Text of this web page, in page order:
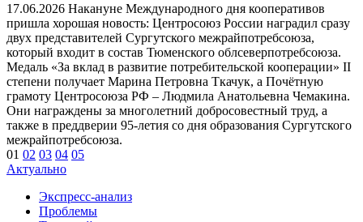
17.06.2026 Накануне Международного дня кооперативов
пришла хорошая новость: Центросоюз России наградил сразу
двух представителей Сургутского межрайпотребсоюза,
который входит в состав Тюменского облсеверпотребсоюза.
Медаль «За вклад в развитие потребительской кооперации» II
степени получает Марина Петровна Ткачук, а Почётную
грамоту Центросоюза РФ – Людмила Анатольевна Чемакина.
Они награждены за многолетний добросовестный труд, а
также в преддверии 95-летия со дня образования Сургутского
межрайпотребсоюза.
01 02 03 04 05
Актуально
Экспресс-анализ
Проблемы